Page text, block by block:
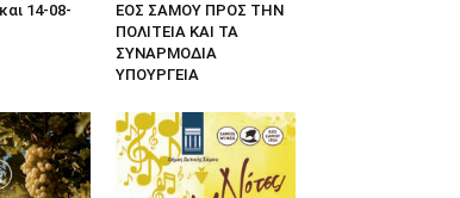
14-08-
ΕΟΣ ΣΑΜΟΥ ΠΡΟΣ ΤΗΝ
ΠΟΛΙΤΕΙΑ ΚΑΙ ΤΑ
ΣΥΝΑΡΜΟΔΙΑ
ΥΠΟΥΡΓΕΙΑ